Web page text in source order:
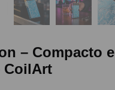
– Compacto e
CoilArt